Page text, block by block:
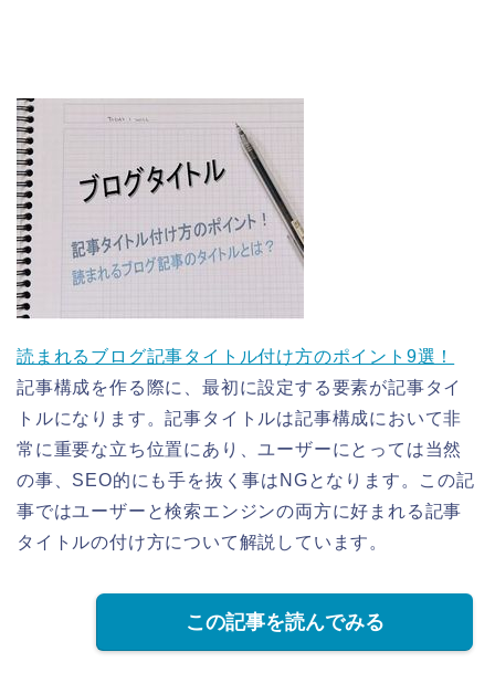
読まれるブログ記事タイトル付け方のポイント9選！
記事構成を作る際に、最初に設定する要素が記事タイ
トルになります。記事タイトルは記事構成において非
常に重要な立ち位置にあり、ユーザーにとっては当然
の事、SEO的にも手を抜く事はNGとなります。この記
事ではユーザーと検索エンジンの両方に好まれる記事
タイトルの付け方について解説しています。
この記事を読んでみる